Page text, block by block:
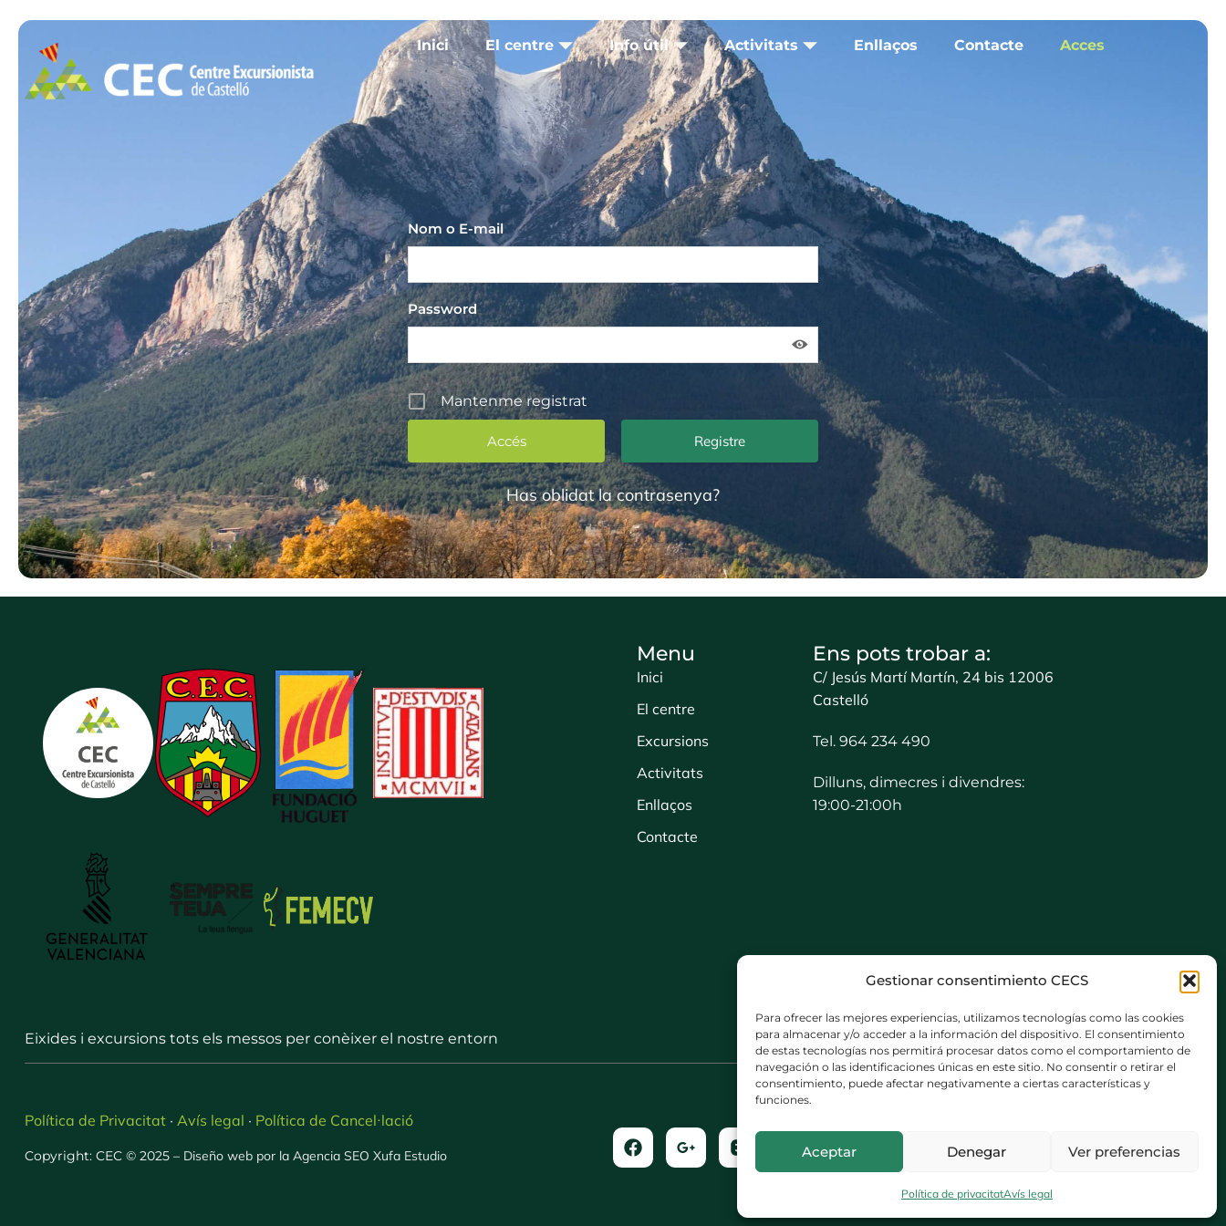
Gestionar consentimiento CECS
Para ofrecer las mejores experiencias, utilizamos tecnologías como las cookies
para almacenar y/o acceder a la información del dispositivo. El consentimiento
de estas tecnologías nos permitirá procesar datos como el comportamiento de
navegación o las identificaciones únicas en este sitio. No consentir o retirar el
consentimiento, puede afectar negativamente a ciertas características y
funciones.
Aceptar Denegar Ver preferencias
Política de privacitatAvís legal
Inici El centre Info útil Activitats Enllaços Contacte Acces
Nom o E-mail
Password
Mantenme registrat
Registre
Has oblidat la contrasenya?
Eixides i excursions tots els messos per conèixer el nostre entorn
Menu
Inici
El centre
Excursions
Activitats
Enllaços
Contacte
Ens pots trobar a:
C/ Jesús Martí Martín, 24 bis 12006
Castelló
Tel. 964 234 490
Dilluns, dimecres i divendres:
19:00-21:00h
Política de Privacitat · Avís legal · Política de Cancel·lació
Copyright: CEC © 2025 – Diseño web por la Agencia SEO Xufa Estudio